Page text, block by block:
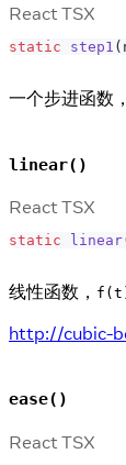
React TSX
static step1 (
一个步进函数
linear()
React TSX
static linear
线性函数，
http://cubic-
ease()
React TSX